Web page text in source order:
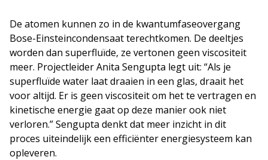
De atomen kunnen zo in de kwantumfaseovergang
Bose-Einsteincondensaat terechtkomen. De deeltjes
worden dan superfluïde, ze vertonen geen viscositeit
meer. Projectleider Anita Sengupta legt uit: “Als je
superfluïde water laat draaien in een glas, draait het
voor altijd. Er is geen viscositeit om het te vertragen en
kinetische energie gaat op deze manier ook niet
verloren.” Sengupta denkt dat meer inzicht in dit
proces uiteindelijk een efficiënter energiesysteem kan
opleveren.